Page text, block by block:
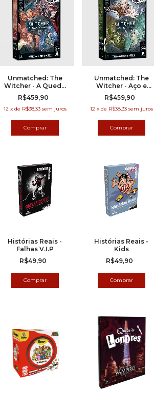
Unmatched: The
Witcher - A Queda
dos Reinos
R$459,90
12 x de R$38,33 sem juros
Unmatched: The
Witcher - Aço e
Prata
R$459,90
12 x de R$38,33 sem juros
Histórias Reais -
Falhas V.I.P
R$49,90
Histórias Reais -
Kids
R$49,90